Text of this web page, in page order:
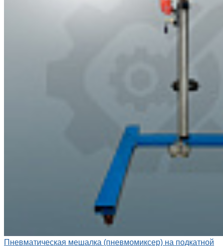
Пневматическая мешалка (пневмомиксер) на подкатной